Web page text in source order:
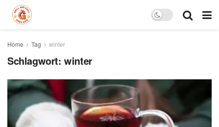
Home Tag winter
Schlagwort:winter